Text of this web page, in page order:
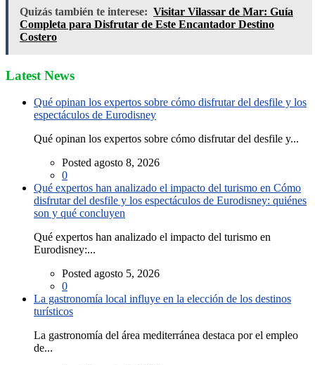
Quizás también te interese: Visitar Vilassar de Mar: Guía
Completa para Disfrutar de Este Encantador Destino
Costero
Latest News
Qué opinan los expertos sobre cómo disfrutar del desfile y los
espectáculos de Eurodisney
Qué opinan los expertos sobre cómo disfrutar del desfile y...
Posted agosto 8, 2026
0
Qué expertos han analizado el impacto del turismo en Cómo
disfrutar del desfile y los espectáculos de Eurodisney: quiénes
son y qué concluyen
Qué expertos han analizado el impacto del turismo en
Eurodisney:...
Posted agosto 5, 2026
0
La gastronomía local influye en la elección de los destinos
turísticos
La gastronomía del área mediterránea destaca por el empleo
de...